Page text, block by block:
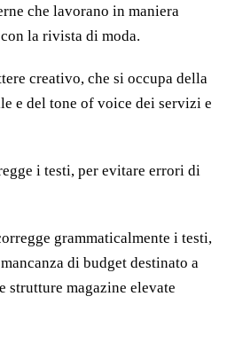
che lavorano in maniera
la rivista di moda.
creativo, che si occupa della
e del tone of voice dei servizi e
i testi, per evitare errori di
grammaticalmente i testi,
di budget destinato a
strutture magazine elevate